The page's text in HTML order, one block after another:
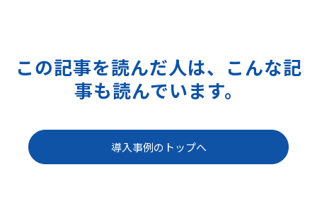
この記事を読んだ人は、こんな記
事も読んでいます。
導入事例のトップへ